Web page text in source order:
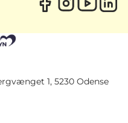
1, 5230 Odense